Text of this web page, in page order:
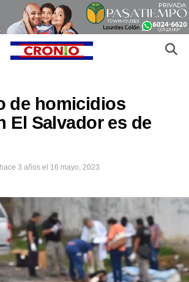
de homicidios
El Salvador es de
hace 3 años el 16 mayo, 2023